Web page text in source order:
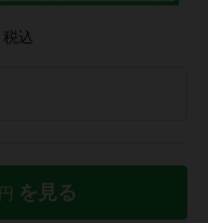
税込
円 を見る